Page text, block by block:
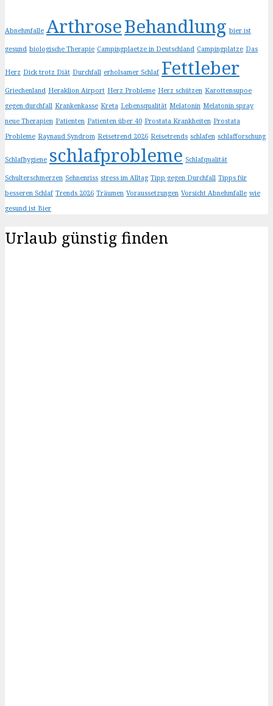
Abnehmfalle ArthroseBehandlung bier ist
gesund biologische Therapie Campingplaetze in Deutschland Campingplatze Das
Herz Dick trotz Diät Durchfall erholsamer Schlaf Fettleber
Griechenland Heraklion Airport Herz Probleme Herz schützen Karottensupoe
gegen durchfall Krankenkasse Kreta Lebensqualität Melatonin Melatonin spray
neue Therapien Patienten Patienten über 40 Prostata Krankheiten Prostata
Probleme Raynaud Syndrom Reisetrend 2026 Reisetrends schlafen schlafforschung
Schlafhygiene schlafprobleme Schlafqualität
Schulterschmerzen Sehnenriss stress im Alltag Tipp gegen Durchfall Tipps für
besseren Schlaf Trends 2026 Träumen Voraussetzungen Vorsicht Abnehmfalle wie
gesund ist Bier
Urlaub günstig finden